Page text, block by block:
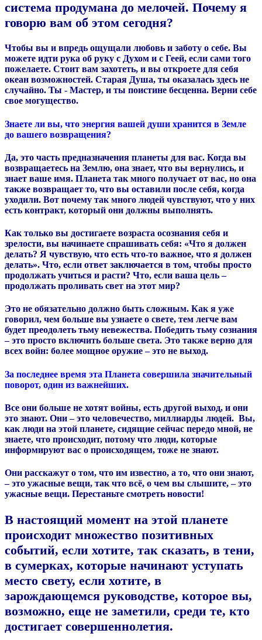
система продумана до мелочей. Почему я
говорю вам об этом сегодня?
Чтобы вы и впредь ощущали любовь и заботу о себе. Вы
можете идти рука об руку с Духом и с Геей, если сами того
пожелаете. Стоит вам захотеть, и вы откроете для себя
океан возможностей. Старая Душа, ты оказалась здесь не
случайно. Ты - Мастер, и ты поистине бесценна. Верни себе
свое могущество.
Знаете ли вы, что энергия вашей души хранится в Земле
до вашего возвращения?
Да, это часть предназначения планеты для вас. Когда вы
возвращаетесь на Землю, она знает, что вы вернулись, и
знает ваше имя. Планета так много получает от вас, но она
также возвращает то, что вы оставили после себя, когда
уходили. Вот почему так много людей чувствуют, что у них
есть контракт, который они должны выполнять.
Как только вы достигаете возраста осознания себя и
зрелости, вы начинаете спрашивать себя: «Что я должен
делать? Я чувствую, что есть что-то важное, что я должен
делать». Что, если ответ заключается в том, чтобы просто
продолжать учиться и расти? Что, если ваша цель –
продолжать проливать свет на этот мир?
Это не обязательно должно быть сложным. Как я уже
говорил, чем больше вы узнаете о свете, тем легче вам
будет преодолеть тьму невежества. Победить тьму сознания
– это просто включить больше света. Это также верно для
всех войн: более мощное оружие – это не выход.
За последнее время эта Планета совершила значительный
поворот, один из важнейших.
Все они больше не хотят войны, есть другой выход, и они
это знают. Они – это человечество, миллиарды людей. Вы,
как люди на этой планете, сидящие сейчас передо мной, не
знаете, что происходит, потому что люди, которые
информируют вас о происходящем, тоже не знают.
Они расскажут о том, что им известно, а то, что они знают,
– это ужасные вещи, так что всё, о чем вы слышите, – это
ужасные вещи. Перестаньте смотреть новости!
В настоящий момент на этой планете
происходит множество позитивных
событий, если хотите, так сказать, в тени,
в сумерках, которые начинают уступать
место свету, если хотите, в
зарождающемся руководстве, которое вы,
возможно, еще не заметили, среди те, кто
достигает совершеннолетия.